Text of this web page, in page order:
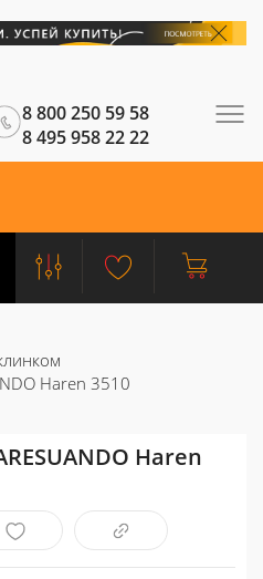
8 800 250 59 58
8 495 958 22 22
Haren 3510
Haren